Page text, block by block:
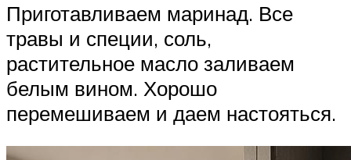
Приготавливаем маринад. Все
травы и специи, соль,
растительное масло заливаем
белым вином. Хорошо
перемешиваем и даем настояться.